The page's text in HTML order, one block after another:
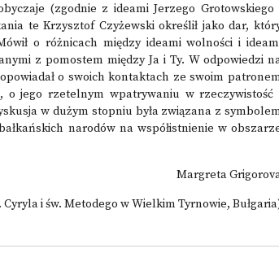
(zgodnie z ideami Jerzego Grotowskiego
te Krzysztof Czyżewski określił jako dar,
o różnicach między ideami wolności i
z pomostem między Ja i Ty. W odpowiedzi
o swoich kontaktach ze swoim
o jego rzetelnym wpatrywaniu w rzeczywistość
w dużym stopniu była związana z
narodów na współistnienie w
Margreta
i św. Metodego w Wielkim Tyrnowie,